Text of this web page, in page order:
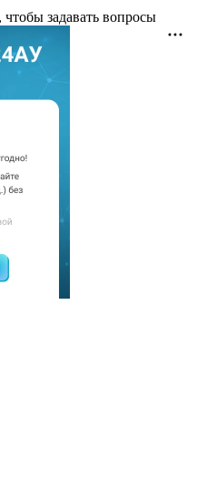
, чтобы задавать вопросы